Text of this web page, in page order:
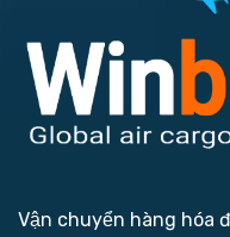
Vận chuyển hàng hóa